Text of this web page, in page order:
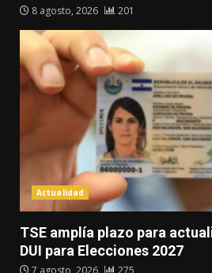
8 agosto, 2026 201
Actualidad
TSE amplía plazo para
DUI para Elecciones 2027
7 agosto, 2026 275